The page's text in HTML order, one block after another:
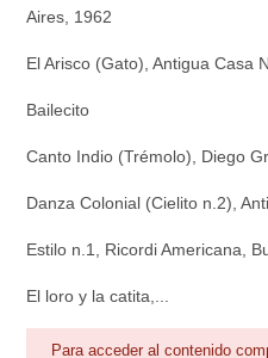
Aires, 1962
El Arisco (Gato), Antigua Casa
Bailecito
Canto Indio (Trémolo), Diego
Danza Colonial (Cielito n.2),
Estilo n.1, Ricordi Americana,
El loro y la catita,...
Para acceder al contenido